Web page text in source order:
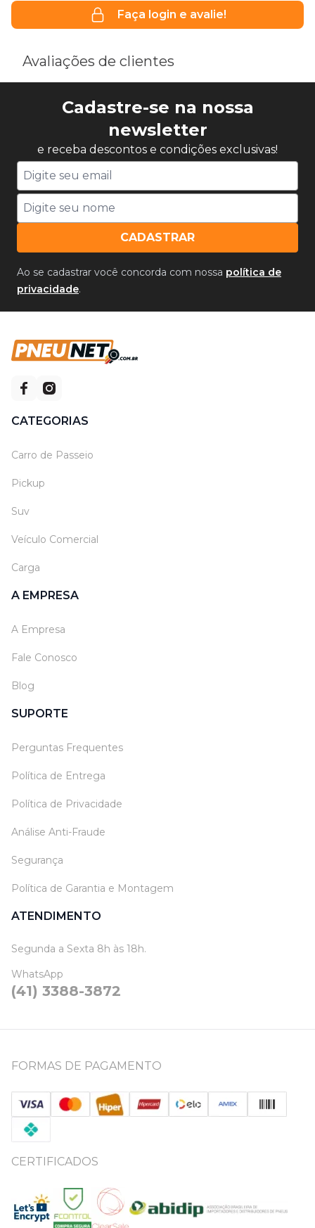
Faça login e avalie!
Avaliações de clientes
Cadastre-se na nossa
newsletter
e receba descontos e condições exclusivas!
CADASTRAR
Ao se cadastrar você concorda com nossa política de
privacidade.
CATEGORIAS
Carro de Passeio
Pickup
Suv
Veículo Comercial
Carga
A EMPRESA
A Empresa
Fale Conosco
Blog
SUPORTE
Perguntas Frequentes
Política de Entrega
Política de Privacidade
Análise Anti-Fraude
Segurança
Política de Garantia e Montagem
ATENDIMENTO
Segunda a Sexta 8h às 18h.
WhatsApp
(41) 3388-3872
FORMAS DE PAGAMENTO
CERTIFICADOS